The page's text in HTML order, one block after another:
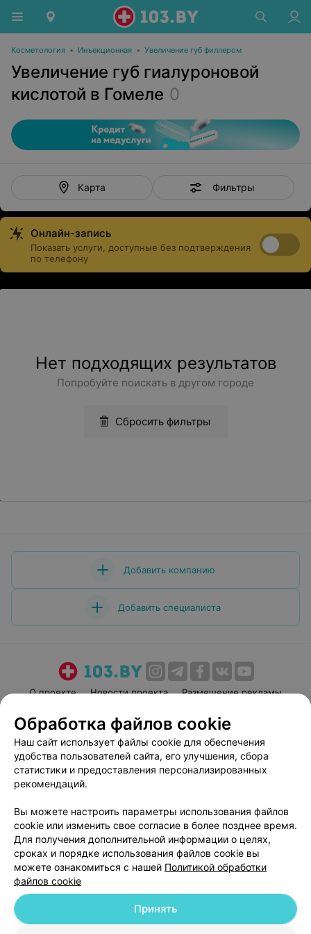
Косметология • Инъекционная • Увеличение губ филлером
Увеличение губ гиалуроновой
кислотой в Гомеле 0
Карта Фильтры
Онлайн-запись
Показать услуги, доступные без подтверждения
по телефону
Нет подходящих результатов
Попробуйте поискать в другом городе
Сбросить фильтры
Добавить компанию
Добавить специалиста
О проекте Новости проекта
Размещение рекламы
Пользовательское соглашение
Способы оплаты
Вакансии
Партнеры
Написать руководителю 103.by
Персональные настройки cookie
Обработка персональных данных
© 2026 ООО «Артокс Лаб», УНП 191700409| 220012, Республика Беларусь,
Обработка файлов cookie
Наш сайт использует файлы cookie для обеспечения
удобства пользователей сайта, его улучшения, сбора
статистики и предоставления персонализированных
рекомендаций.
Вы можете настроить параметры использования файлов
cookie или изменить свое согласие в более позднее время.
Для получения дополнительной информации о целях,
сроках и порядке использования файлов cookie вы
можете ознакомиться с нашей Политикой обработки
файлов cookie
Принять